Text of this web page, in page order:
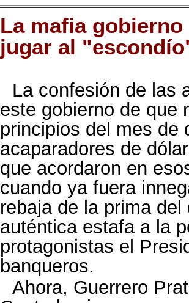
La mafia
jugar al
La confesión de las
este gobierno de que
principios del mes de
acaparadores de
que acordaron en
cuando ya fuera
rebaja de la prima
auténtica estafa a la
protagonistas el
banqueros.
Ahora, Guerrero